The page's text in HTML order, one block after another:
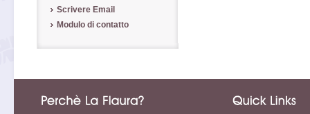
Scrivere Email
Modulo di contatto